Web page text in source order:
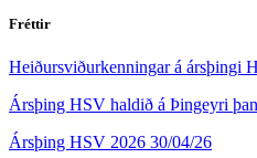
Fréttir
Heiðursviðurkenningar á ársþingi
Ársþing HSV haldið á Þingeyri
Ársþing HSV 2026 30/04/26